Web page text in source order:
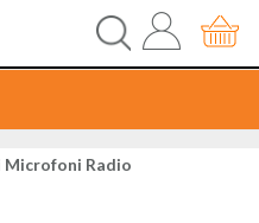
Microfoni Radio